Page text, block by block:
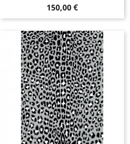
Adhésif Motif "Léopard" -...
150,00 €